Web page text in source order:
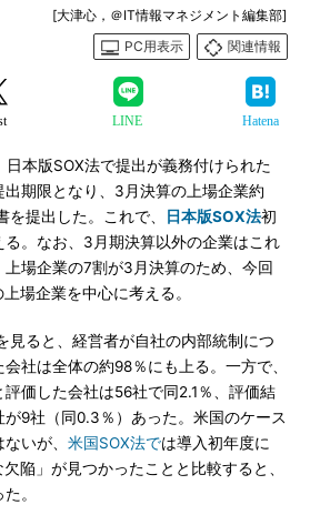
[大津心，＠IT情報マネジメント編集部]
PC用表示
関連情報
LINE Hatena
本版SOX法で提出が義務付けられた
出期限となり、3月決算の上場企業約
提出した。これで、
日本版SOX法初
。なお、3月期決算以外の企業はこれ
場企業の7割が3月決算のため、今回
場企業を中心に考える。
ると、経営者が自社の内部統制につ
社は全体の約98％にも上る。一方で、
評価した会社は56社で同2.1％、評価結
9社（同0.3％）あった。米国のケース
いが、 米国SOX法では導入初年度に
陥」が見つかったことと比較すると、
。